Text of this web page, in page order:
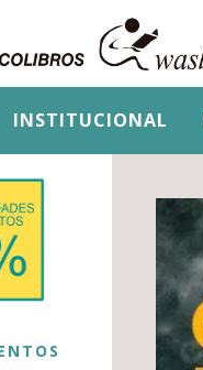
INSTITUCIONAL